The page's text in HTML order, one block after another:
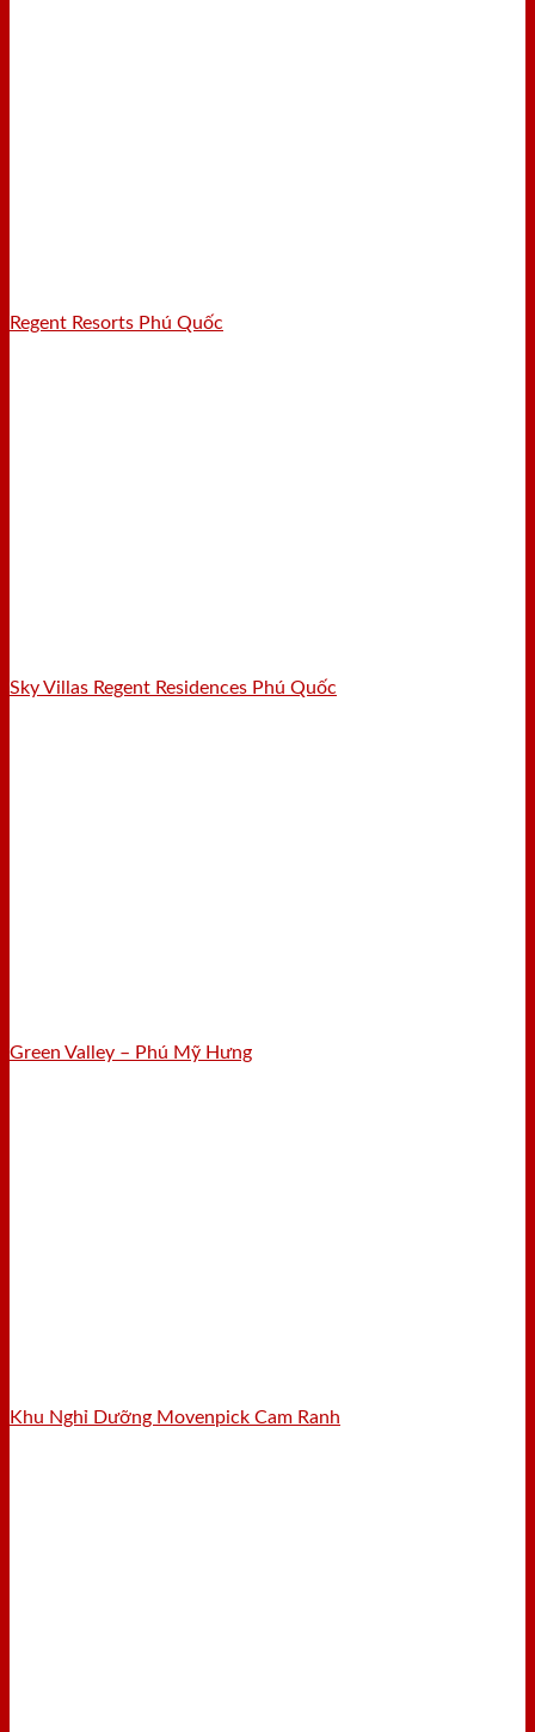
Regent Resorts Phú Quốc
Sky Villas Regent Residences Phú Quốc
Green Valley – Phú Mỹ Hưng
Khu Nghỉ Dưỡng Movenpick Cam Ranh